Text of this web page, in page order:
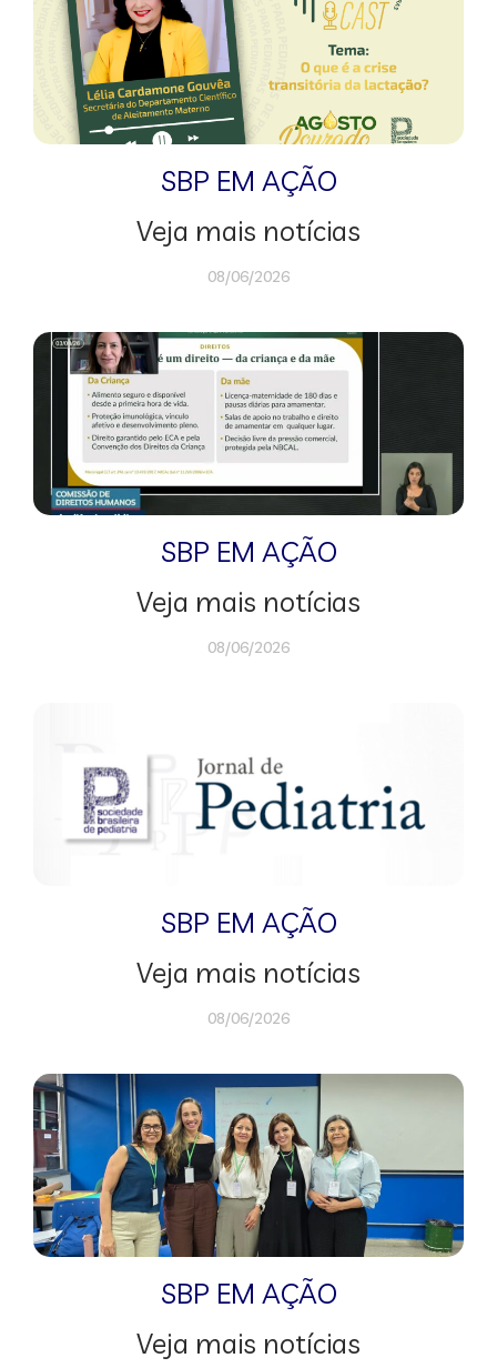
SBP EM AÇÃO
Veja mais notícias
08/06/2026
SBP EM AÇÃO
Veja mais notícias
08/06/2026
SBP EM AÇÃO
Veja mais notícias
08/06/2026
SBP EM AÇÃO
Veja mais notícias